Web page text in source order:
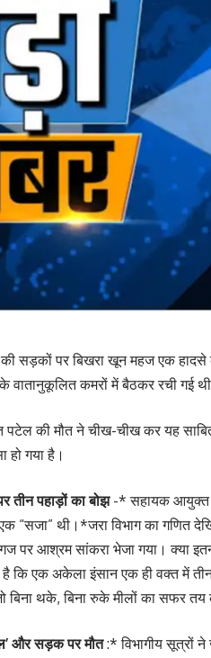
सड़कों पर बिखरा खून महज एक हादसे
वातानुकूलित कमरों में बैठकर रची गई
पटेल की मौत ने चीख-चीख कर यह
हो गया है।
पहाड़ों का बोझ-* सहायक आयुक्त
“सजा” थी।*जरा विभाग का गणित
पर आश्रम सांकरा भेजा गया। क्या
कि एक अकेला इंसान एक ही वक्त में
बिना थके, बिना रुके मीलों का सफर तय
और सड़क पर मौत:* विभागीय सूत्रों